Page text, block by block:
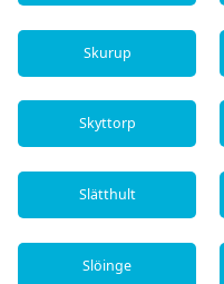
Skurup
Skyttorp
Slätthult
Slöinge